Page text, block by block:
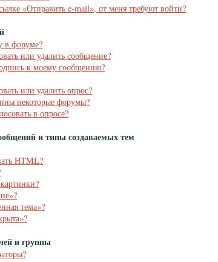
«Отправить e-mail», от меня требуют войти?
в форуме?
или удалить сообщение?
к моему сообщению?
или удалить опрос?
некоторые форумы?
в опросе?
и типы создаваемых тем
HTML?
тема»?
и группы